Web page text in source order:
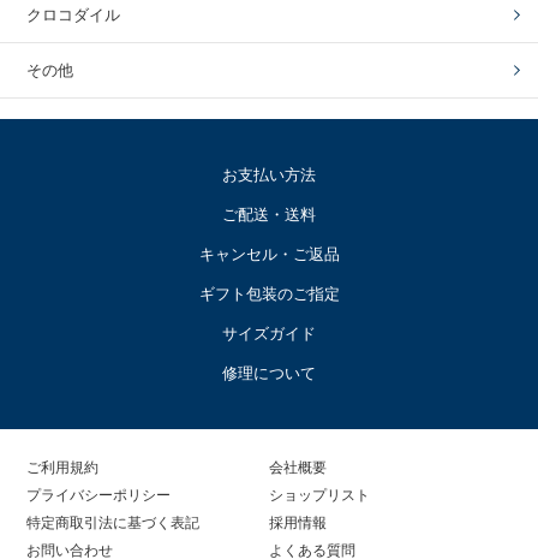
クロコダイル
その他
お支払い方法
ご配送・送料
キャンセル・ご返品
ギフト包装のご指定
サイズガイド
修理について
ご利用規約
プライバシーポリシー
特定商取引法に基づく表記
お問い合わせ
会社概要
ショップリスト
採用情報
よくある質問